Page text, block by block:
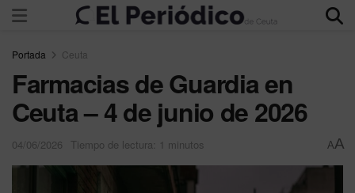
Portada Ceuta
Farmacias de Guardia en
Ceuta – 4 de junio de 2026
04/06/2026 Tiempo de lectura: 1 minutos AA